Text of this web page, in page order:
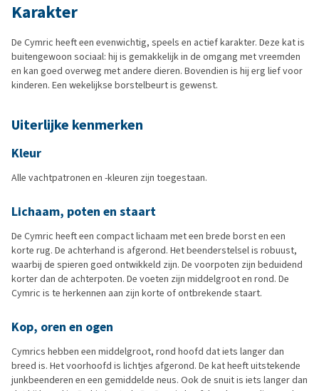
Karakter
De Cymric heeft een evenwichtig, speels en actief karakter. Deze kat is
buitengewoon sociaal: hij is gemakkelijk in de omgang met vreemden
en kan goed overweg met andere dieren. Bovendien is hij erg lief voor
kinderen. Een wekelijkse borstelbeurt is gewenst.
Uiterlijke kenmerken
Kleur
Alle vachtpatronen en -kleuren zijn toegestaan.
Lichaam, poten en staart
De Cymric heeft een compact lichaam met een brede borst en een
korte rug. De achterhand is afgerond. Het beenderstelsel is robuust,
waarbij de spieren goed ontwikkeld zijn. De voorpoten zijn beduidend
korter dan de achterpoten. De voeten zijn middelgroot en rond. De
Cymric is te herkennen aan zijn korte of ontbrekende staart.
Kop, oren en ogen
Cymrics hebben een middelgroot, rond hoofd dat iets langer dan
breed is. Het voorhoofd is lichtjes afgerond. De kat heeft uitstekende
junkbeenderen en een gemiddelde neus. Ook de snuit is iets langer dan